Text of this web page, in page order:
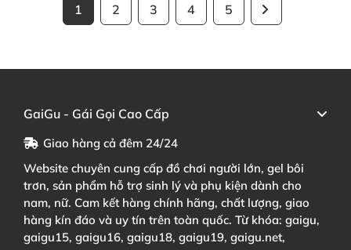
1 2 3 4 5
GaiGu - Gái Gọi Cao Cấp
Giao hàng cả đêm 24/24
Website chuyên cung cấp đồ chơi người lớn, gel bôi
trơn, sản phẩm hỗ trợ sinh lý và phụ kiện dành cho
nam, nữ. Cam kết hàng chính hãng, chất lượng, giao
hàng kín đáo và uy tín trên toàn quốc. Từ khóa: gaigu,
gaigu15, gaigu16, gaigu18, gaigu19, gaigu.net,